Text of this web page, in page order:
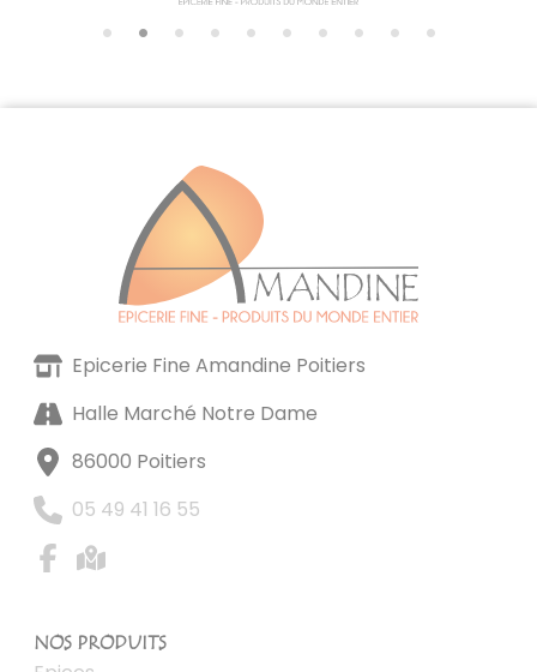
Epicerie Fine Amandine Poitiers
Halle Marché Notre Dame
86000 Poitiers
05 49 41 16 55
NOS PRODUITS